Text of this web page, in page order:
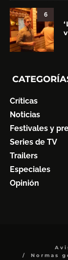
6
Críticas
Noticias
Festivales y
Series de TV
Trailers
Especiales
Opinión
Normas